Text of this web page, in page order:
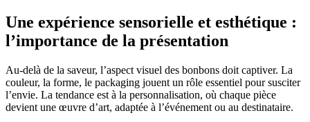
Une expérience sensorielle et esthétique :
l’importance de la présentation
Au-delà de la saveur, l’aspect visuel des bonbons doit captiver. La
couleur, la forme, le packaging jouent un rôle essentiel pour susciter
l’envie. La tendance est à la personnalisation, où chaque pièce
devient une œuvre d’art, adaptée à l’événement ou au destinataire.